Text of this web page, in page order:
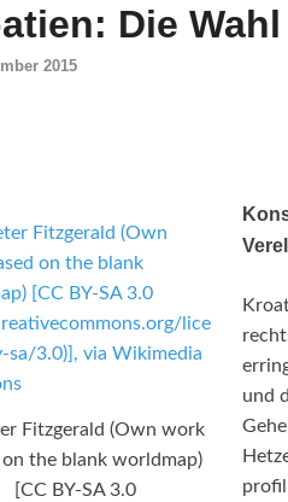
Die
2015
Fitzgerald (Own work
on the blank worldmap)
[CC BY-SA 3.0
und